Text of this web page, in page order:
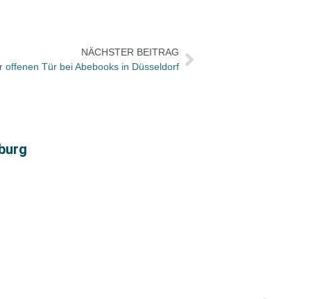
NÄCHSTER BEITRAG
offenen Tür bei Abebooks in Düsseldorf